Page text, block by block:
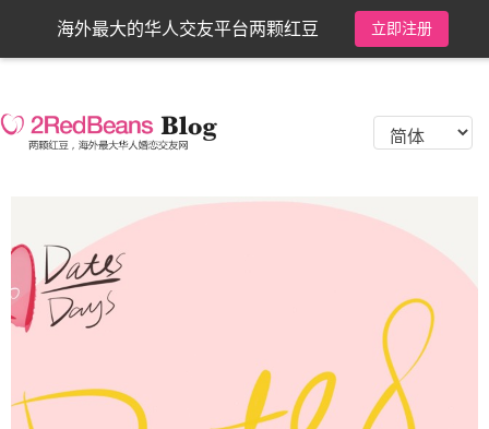
海外最大的华人交友平台两颗红豆 立即注册